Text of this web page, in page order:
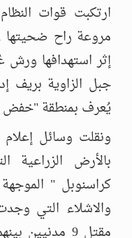
ارتكبت قوات
إثر استهدافها
جبل الزاوية بريف
يُعرف بمنطقة "خفض
ونقلت وسائل
بالأرض الزراعية
كراسنوبل " الموجهة
والاشلاء التي